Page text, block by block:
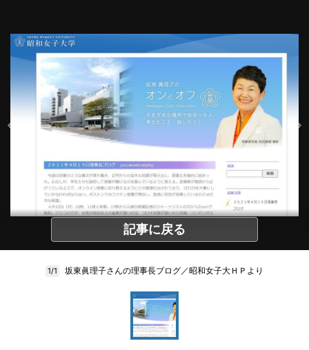
記事に戻る
1/1 坂東眞理子さんの理事長ブログ／昭和女子大ＨＰより